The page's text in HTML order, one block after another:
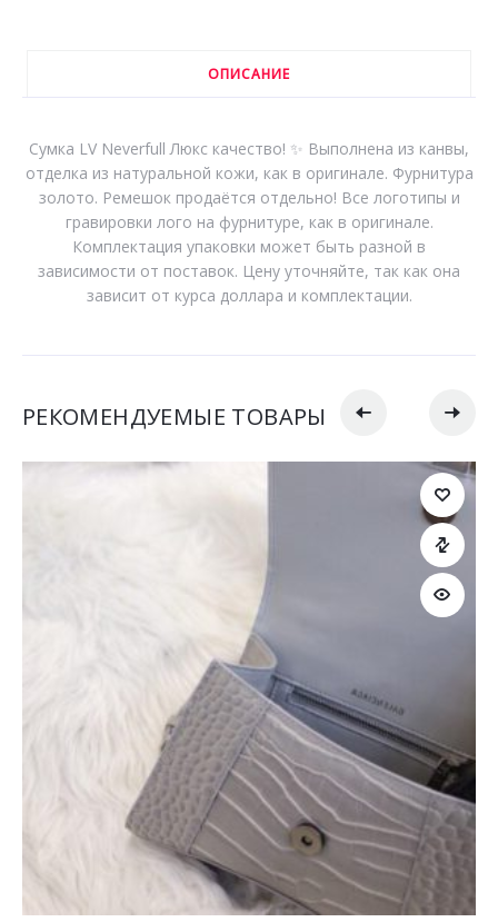
ОПИСАНИЕ
Сумка LV Neverfull Люкс качество! ✨ Выполнена из канвы,
отделка из натуральной кожи, как в оригинале. Фурнитура
золото. Ремешок продаётся отдельно! Все логотипы и
гравировки лого на фурнитуре, как в оригинале.
Комплектация упаковки может быть разной в
зависимости от поставок. Цену уточняйте, так как она
зависит от курса доллара и комплектации.
РЕКОМЕНДУЕМЫЕ ТОВАРЫ